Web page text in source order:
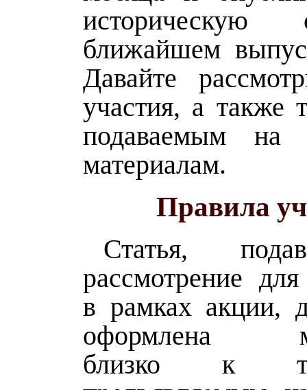
ближайшем
Давайте
участия, а также
подаваемым на
материалам.
Правила
Статья,
рассмотрение
в рамках акции,
оформлена
близко к